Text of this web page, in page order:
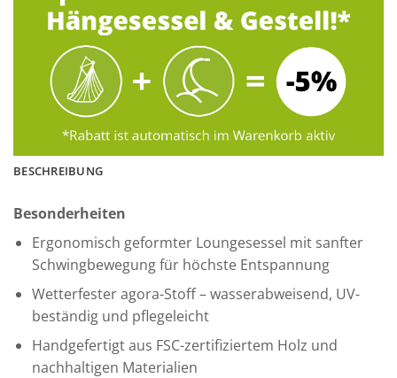
BESCHREIBUNG
Besonderheiten
Ergonomisch geformter Loungesessel mit sanfter
Schwingbewegung für höchste Entspannung
Wetterfester agora-Stoff – wasserabweisend, UV-
beständig und pflegeleicht
Handgefertigt aus FSC-zertifiziertem Holz und
nachhaltigen Materialien